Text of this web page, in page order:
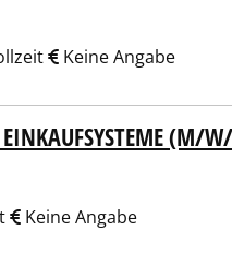
Keine Angabe
EINKAUFSYSTEME (M/
Keine Angabe